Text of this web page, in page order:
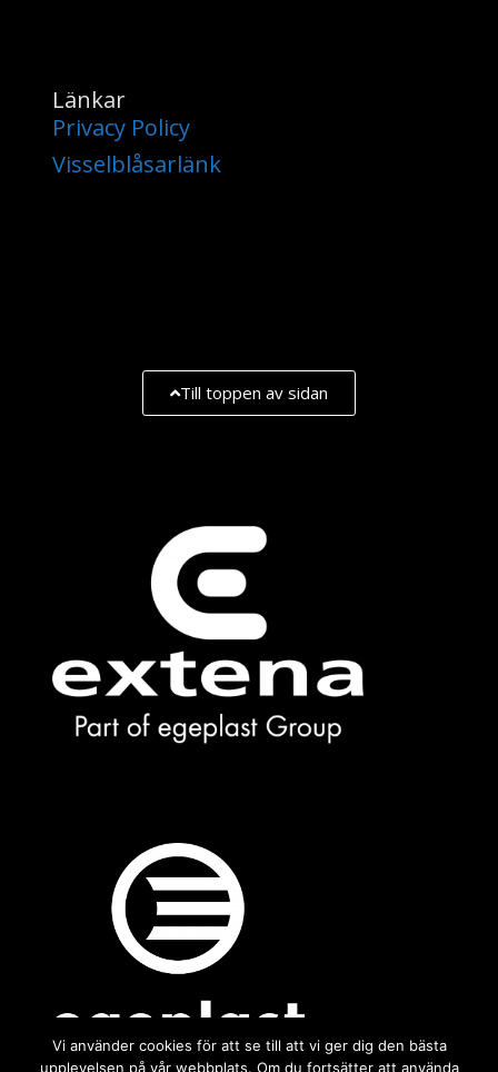
Länkar
Privacy Policy
Visselblåsarlänk
Till toppen av sidan
Vi använder cookies för att se till att vi ger dig den bästa
upplevelsen på vår webbplats. Om du fortsätter att använda